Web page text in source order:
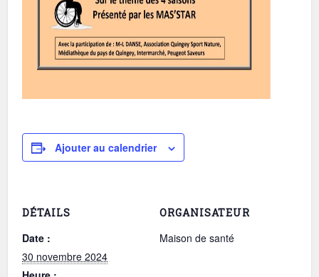
Ajouter au calendrier
DÉTAILS
Date :
30 novembre 2024
ORGANISATEUR
Maison de santé